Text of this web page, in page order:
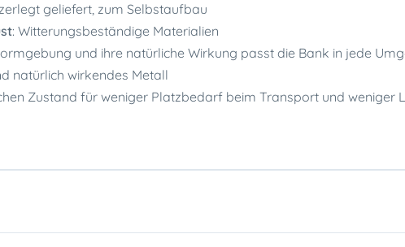
geliefert, zum Selbstaufbau
: Witterungsbeständige Materialien
und ihre natürliche Wirkung passt die Bank in jede
natürlich wirkendes Metall
Zustand für weniger Platzbedarf beim Transport und weniger